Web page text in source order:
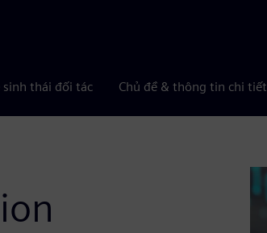
sinh thái đối tác Chủ đề & thông tin chi tiết